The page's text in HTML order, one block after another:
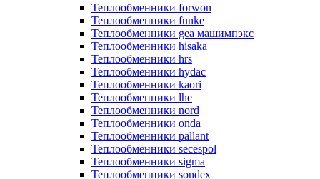
Теплообменники forwon
Теплообменники funke
Теплообменники gea машимпэкс
Теплообменники hisaka
Теплообменники hrs
Теплообменники hydac
Теплообменники kaori
Теплообменники lhe
Теплообменники nord
Теплообменники onda
Теплообменники pallant
Теплообменники secespol
Теплообменники sigma
Теплообменники sondex